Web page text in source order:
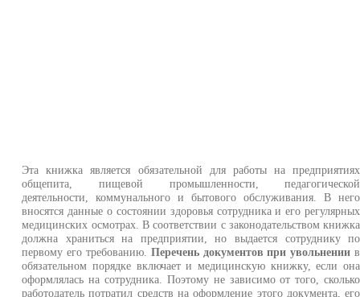
Эта книжка является обязательной для работы на предприятиях
общепита, пищевой промышленности, педагогической
деятельности, коммунального и бытового обслуживания. В него
вносятся данные о состоянии здоровья сотрудника и его регулярных
медицинских осмотрах. В соответствии с законодательством книжка
должна храниться на предприятии, но выдается сотруднику по
первому его требованию. Перечень документов при увольнении в
обязательном порядке включает и медицинскую книжку, если она
оформлялась на сотрудника. Поэтому не зависимо от того, сколько
работодатель потратил средств на оформление этого документа, его